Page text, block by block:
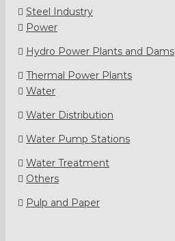
Steel Industry
Power
Hydro Power Plants and Dams
Thermal Power Plants
Water
Water Distribution
Water Pump Stations
Water Treatment
Others
Pulp and Paper